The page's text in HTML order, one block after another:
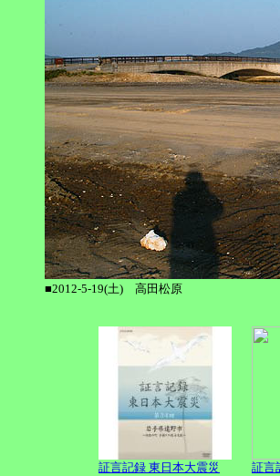
■2012-5-19(土) 高田松原
証言記録 東日本大震災
証言